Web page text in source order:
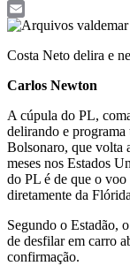
WhatsApp
Email
Costa Neto delira e
Carlos Newton
A cúpula do PL,
delirando e programa
Bolsonaro, que volta
meses nos Estados
do PL é de que o
diretamente da
Segundo o Estadão,
de desfilar em carro
confirmação.